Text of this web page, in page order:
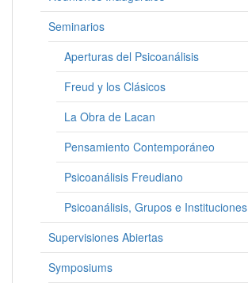
Seminarios
Aperturas del Psicoanálisis
Freud y los Clásicos
La Obra de Lacan
Pensamiento Contemporáneo
Psicoanálisis Freudiano
Psicoanálisis, Grupos e Instituciones
Supervisiones Abiertas
Symposiums